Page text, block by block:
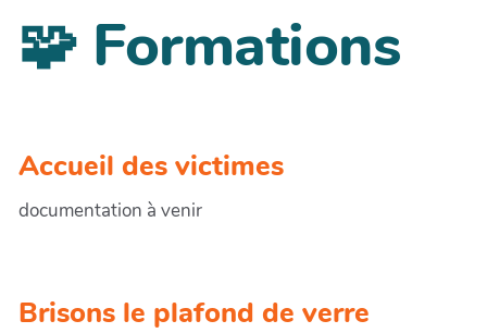
🧩 Formations
Accueil des victimes
documentation à venir
Brisons le plafond de verre